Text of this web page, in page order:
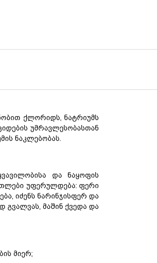
ქლორიდს,ნატრიუმს
უმრავლესობასთან
ნაკლებობას.
ლობისა და
ნაყოფის
უფერულდება: ფერი
იძენს ნარინჯისფერ და
გვალვას, მაშინ ქვედა და
მიერ;